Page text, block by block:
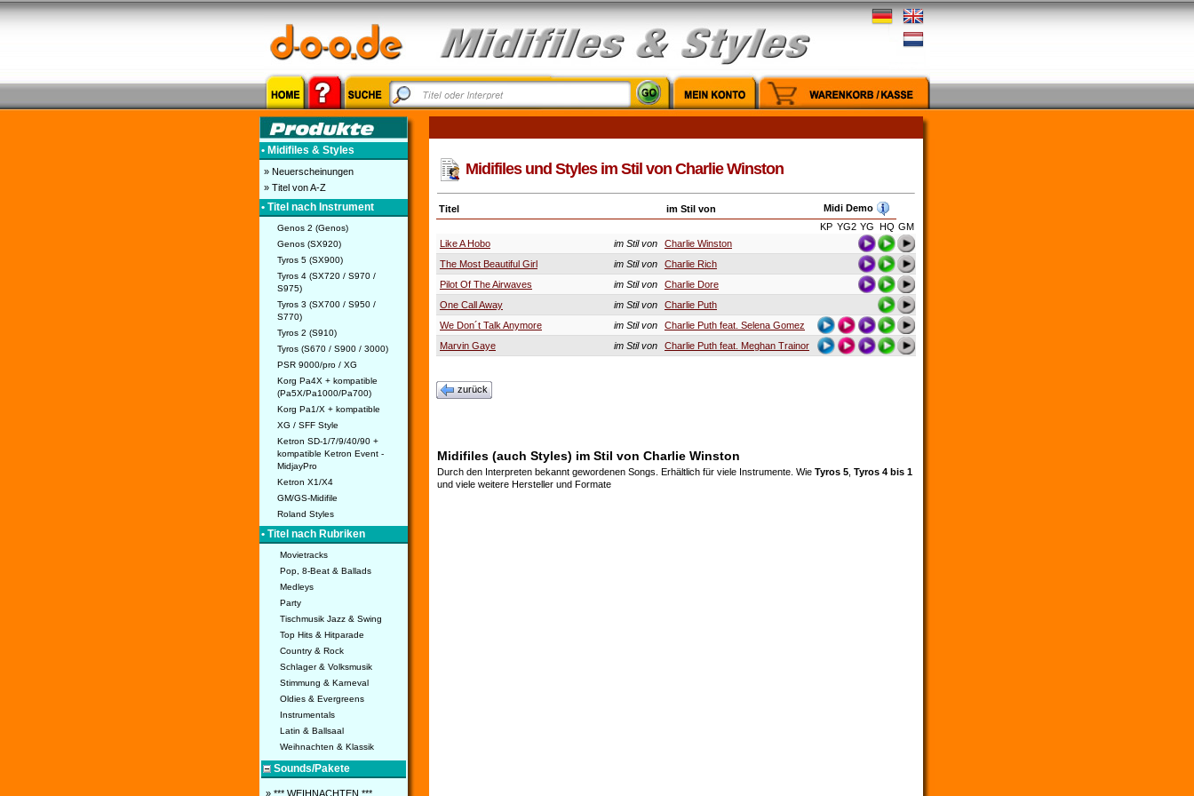
• Midifiles & Styles
» Neuerscheinungen
» Titel von A-Z
• Titel nach Instrument
Genos 2 (Genos)
Genos (SX920)
Tyros 5 (SX900)
Tyros 4 (SX720 / S970 /
S975)
Tyros 3 (SX700 / S950 /
S770)
Tyros 2 (S910)
Tyros (S670 / S900 / 3000)
PSR 9000/pro / XG
Korg Pa4X + kompatible
(Pa5X/Pa1000/Pa700)
Korg Pa1/X + kompatible
XG / SFF Style
Ketron SD-1/7/9/40/90 +
kompatible Ketron Event -
MidjayPro
Ketron X1/X4
GM/GS-Midifile
Roland Styles
• Titel nach Rubriken
Movietracks
Pop, 8-Beat & Ballads
Medleys
Party
Tischmusik Jazz & Swing
Top Hits & Hitparade
Country & Rock
Schlager & Volksmusik
Stimmung & Karneval
Oldies & Evergreens
Instrumentals
Latin & Ballsaal
Weihnachten & Klassik
Sounds/Pakete
» *** WEIHNACHTEN ***
Midifiles und Styles im Stil von Charlie Winston
Titel im Stil von
Midi Demo
KP YG2 YG HQ GM
Like A Hobo
im Stil von
Charlie Winston
The Most Beautiful Girl
im Stil von
Charlie Rich
Pilot Of The Airwaves
im Stil von
Charlie Dore
One Call Away
im Stil von
Charlie Puth
We Don´t Talk Anymore
im Stil von
Charlie Puth feat. Selena Gomez
Marvin Gaye
im Stil von Charlie Puth feat. Meghan Trainor
zurück
Midifiles (auch Styles) im Stil von Charlie Winston
Durch den Interpreten bekannt gewordenen Songs. Erhältlich für viele Instrumente. Wie Tyros 5 Tyros 4 bis 1
und viele weitere Hersteller und Formate